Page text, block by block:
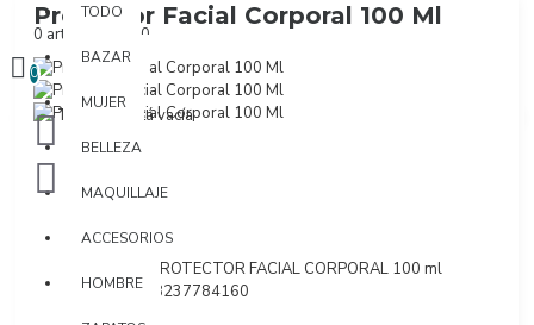
TODO
BAZAR
MUJER
BELLEZA
MAQUILLAJE
ACCESORIOS
HOMBRE
0 artículo(s) - $0
0
Tu bolsa está vacía
Protector Facial Corporal 100 Ml
Marca: Mlé
PROTECTOR FACIAL CORPORAL 100 ml
SKU: 7708237784160